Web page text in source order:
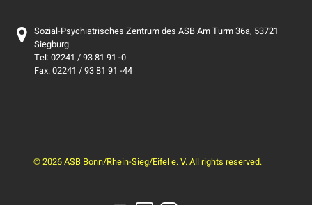
Sozial-Psychiatrisches Zentrum des ASB Am Turm 36a, 53721
Siegburg
Tel: 02241 / 93 81 91 -0
Fax: 02241 / 93 81 91 -44
© 2026 ASB Bonn/Rhein-Sieg/Eifel e. V. All rights reserved.